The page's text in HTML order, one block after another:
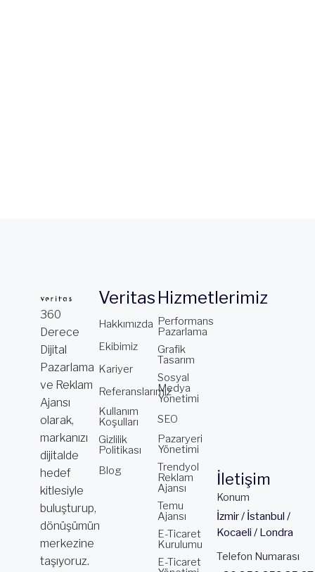
360
Derece
Dijital
Pazarlama
ve Reklam
Ajansı
olarak,
markanızı
dijitalde
hedef
kitlesiyle
buluşturup,
dönüşümün
merkezine
taşıyoruz.
Veritas
Hakkımızda
Ekibimiz
Kariyer
Referanslarımız
Kullanım
Koşulları
Gizlilik
Politikası
Blog
Hizmetlerimiz
Performans
Pazarlama
Grafik
Tasarım
Sosyal
Medya
Yönetimi
SEO
Pazaryeri
Yönetimi
Trendyol
Reklam
Ajansı
Temu
Ajansı
E-Ticaret
Kurulumu
E-Ticaret
Konum
İzmir / İstanbul /
Kocaeli / Londra
Telefon Numarası
İletişim